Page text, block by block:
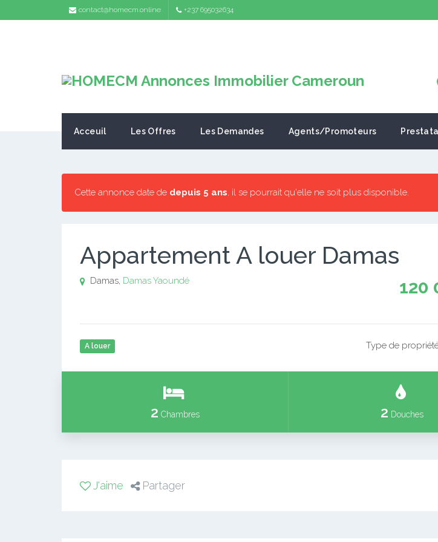
contact@homecm.online +237 695032634
Acceuil Les Offres Les Demandes Agents/Promoteurs
Cette annonce date de depuis 5 ans, il se pourrait qu'elle ne soit plus disponible.
Appartement A louer Damas
120
Damas, DamasYaoundé
A louer Type de
2 Chambres 2 Douches
J'aime Partager